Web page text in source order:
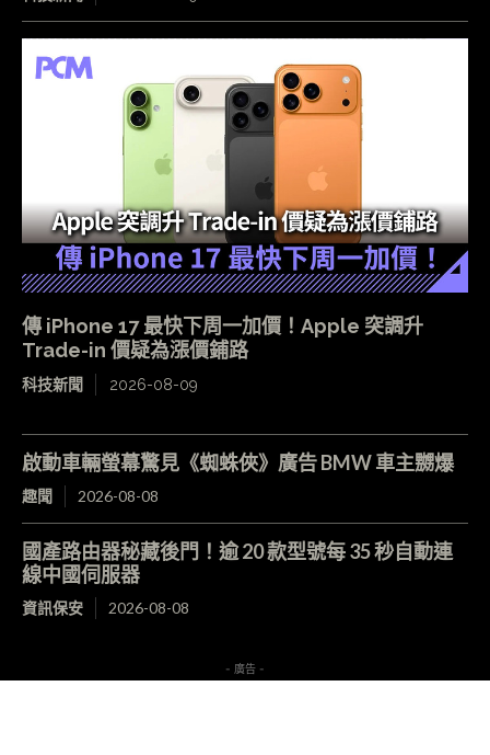
傳 iPhone 17 最快下周一加價！Apple 突調升
Trade-in 價疑為漲價鋪路
科技新聞 2026-08-09
啟動車輛螢幕驚見《蜘蛛俠》廣告 BMW 車主嬲爆
趣聞 2026-08-08
國產路由器秘藏後門！逾 20 款型號每 35 秒自動連
線中國伺服器
資訊保安 2026-08-08
- 廣告 -